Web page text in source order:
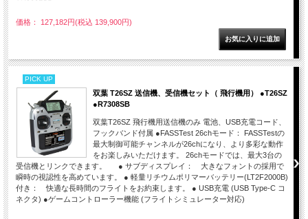
価格： 127,182円(税込 139,900円)
PICK UP
双葉 T26SZ 送信機、受信機セット（ 飛行機用） ●T26SZ
●R7308SB
双葉T26SZ 飛行機用送信機のみ 電池、USB充電コード、
フックバンド付属 ●FASSTest 26chモード： FASSTestの
最大制御可能チャンネルが26chになり、より多彩な動作
をお楽しみいただけます。 26chモードでは、最大3台の
受信機とリンクできます。 ● サブディスプレイ： 大きなフォントの採用で
瞬時の視認性を高めています。 ● 軽量リチウムポリマーバッテリー(LT2F2000B)
付き： 快適な長時間のフライトをお約束します。 ● USB充電 (USB Type-C コ
ネクタ) ●ゲームコントローラー機能 (フライトシミュレーター対応)